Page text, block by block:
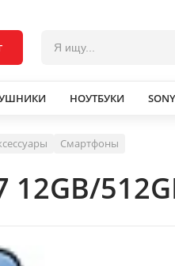
НОУТБУКИ
Смартфоны